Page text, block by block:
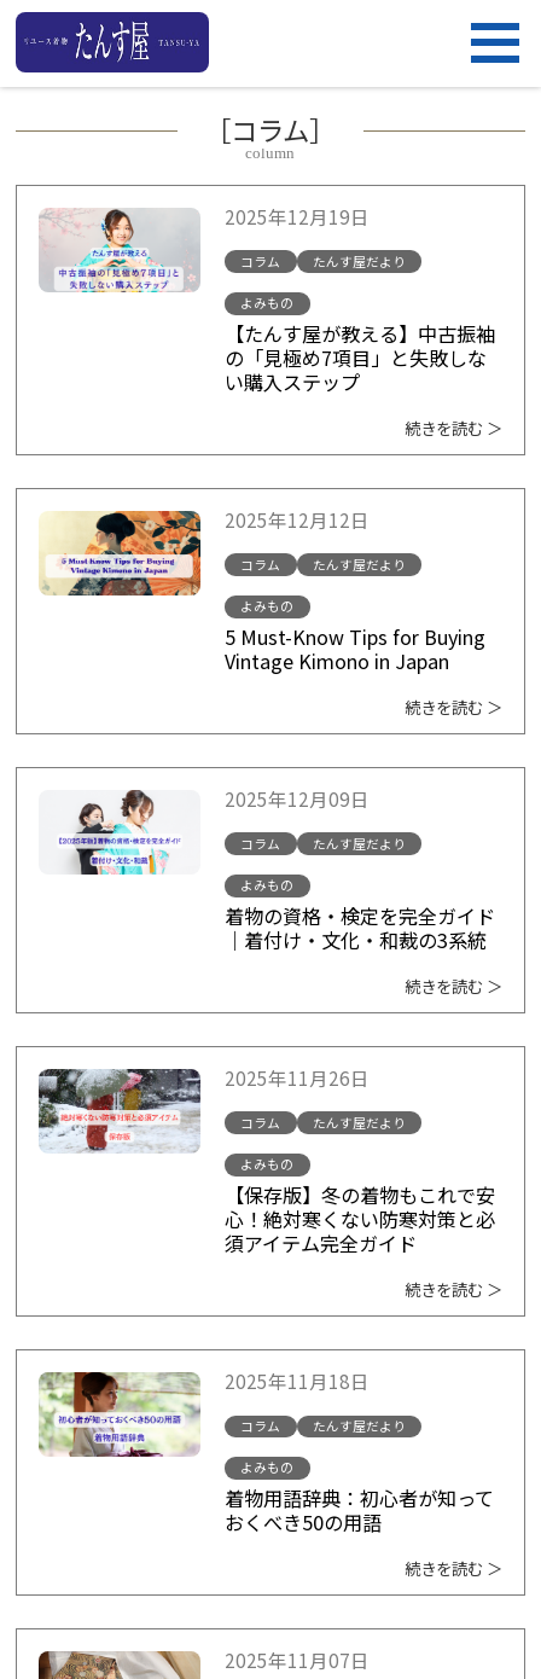
［コラム］
column
2025年12月19日
コラム たんす屋だより
よみもの
【たんす屋が教える】中古振袖
の「見極め7項目」と失敗しな
い購入ステップ
続きを読む ＞
2025年12月12日
コラム たんす屋だより
よみもの
5 Must-Know Tips for Buying
Vintage Kimono in Japan
続きを読む ＞
2025年12月09日
コラム たんす屋だより
よみもの
着物の資格・検定を完全ガイド
｜着付け・文化・和裁の3系統
続きを読む ＞
2025年11月26日
コラム たんす屋だより
よみもの
【保存版】冬の着物もこれで安
心！絶対寒くない防寒対策と必
須アイテム完全ガイド
続きを読む ＞
2025年11月18日
コラム たんす屋だより
よみもの
着物用語辞典：初心者が知って
おくべき50の用語
続きを読む ＞
2025年11月07日